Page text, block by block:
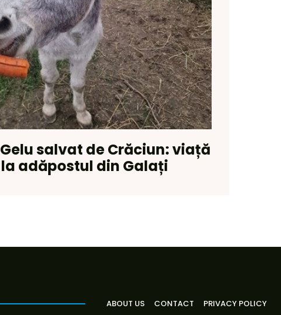
salvat de Crăciun: viață
adăpostul din Galați
ABOUT US CONTACT PRIVACY POLICY